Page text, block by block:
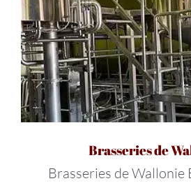
Brasseries de
Brasseries de Wallonie